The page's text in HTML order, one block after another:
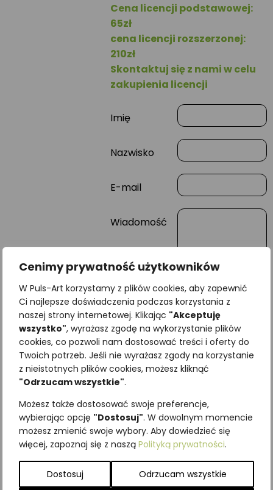
Cenimy prywatność użytkowników
W Puls-Art korzystamy z plików cookies, aby zapewnić
Ci najlepsze doświadczenia podczas korzystania z
naszej strony internetowej. Klikając "Akceptuję
wszystko", wyrażasz zgodę na wykorzystanie plików
cookies, co pozwoli nam dostosować treści i oferty do
Twoich potrzeb. Jeśli nie wyrażasz zgody na korzystanie
z nieistotnych plików cookies, możesz kliknąć
"Odrzucam wszystkie".
Możesz także dostosować swoje preferencje,
wybierając opcję "Dostosuj". W dowolnym momencie
możesz zmienić swoje wybory. Aby dowiedzieć się
więcej, zapoznaj się z naszą Polityką prywatności.
Dostosuj Odrzucam wszystkie
Cena licencji podstawowej:
65zł
cena licencji rozszerzonej:
210zł
Skontaktuj się z nami w celu
zakupienia licencji
Imię
Nazwisko
E-mail
Wiadomość
Najniższa cena z ostatnich 30
dni:
Kategorie:ILUSTRACJE
Pozostałe
Podobne produkty